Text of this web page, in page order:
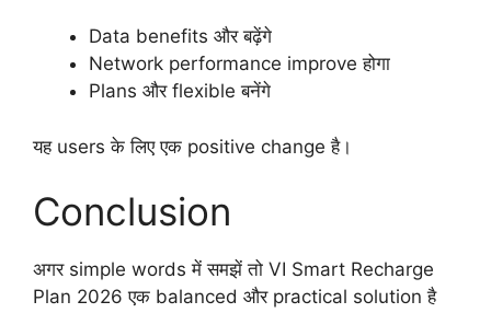
Data benefits और बढ़ेंगे
Network performance improve होगा
Plans और flexible बनेंगे
यह users के लिए एक positive change है।
Conclusion
अगर simple words में समझें तो VI Smart Recharge
Plan 2026 एक balanced और practical solution है